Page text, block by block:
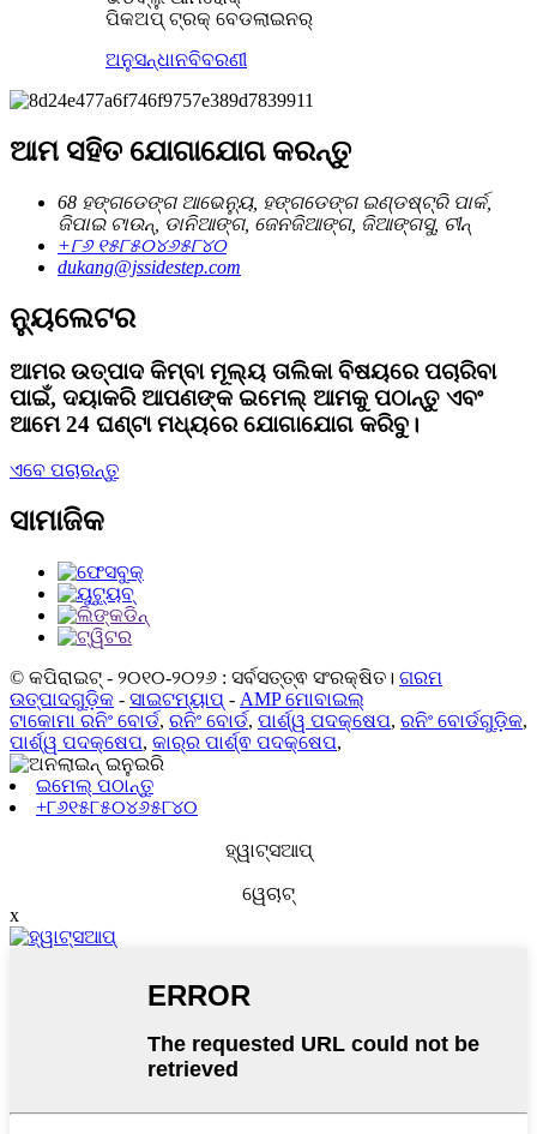
ପିକଅପ୍ ଟ୍ରକ୍ ବେଡଲାଇନର୍
ଅନୁସନ୍ଧାନବିବରଣୀ
ଆମ ସହିତ ଯୋଗାଯୋଗ କରନ୍ତୁ
68 ହଙ୍ଗଡେଙ୍ଗ ଆଭେନ୍ୟୁ, ହଙ୍ଗଡେଙ୍ଗ ଇଣ୍ଡଷ୍ଟ୍ରି ପାର୍କ,
ଜିପାଇ ଟାଉନ୍, ଡାନିଆଙ୍ଗ, ଜେନଜିଆଙ୍ଗ, ଜିଆଙ୍ଗସୁ, ଚୀନ୍
+୮୬ ୧୫୮୫୦୪୬୫୮୪୦
dukang@jssidestep.com
ନ୍ୟୁଲେଟର
ଆମର ଉତ୍ପାଦ କିମ୍ବା ମୂଲ୍ୟ ତାଲିକା ବିଷୟରେ ପଚାରିବା
ପାଇଁ, ଦୟାକରି ଆପଣଙ୍କ ଇମେଲ୍ ଆମକୁ ପଠାନ୍ତୁ ଏବଂ
ଆମେ 24 ଘଣ୍ଟା ମଧ୍ୟରେ ଯୋଗାଯୋଗ କରିବୁ।
ଏବେ ପଚାରନ୍ତୁ
ସାମାଜିକ
© କପିରାଇଟ୍ - ୨୦୧୦-୨୦୨୬ : ସର୍ବସତ୍ତ୍ଵ ସଂରକ୍ଷିତ। ଗରମ
ଉତ୍ପାଦଗୁଡ଼ିକ - ସାଇଟମ୍ୟାପ୍ - AMP ମୋବାଇଲ୍
ଟାକୋମା ରନିଂ ବୋର୍ଡ, ରନିଂ ବୋର୍ଡ, ପାର୍ଶ୍ୱ ପଦକ୍ଷେପ, ରନିଂ ବୋର୍ଡଗୁଡ଼ିକ,
ପାର୍ଶ୍ୱ ପଦକ୍ଷେପ, କାର୍‌ର ପାର୍ଶ୍ଵ ପଦକ୍ଷେପ,
ଇମେଲ୍ ପଠାନ୍ତୁ
+୮୬୧୫୮୫୦୪୬୫୮୪୦
ହ୍ୱାଟ୍ସଆପ୍
ୱେଚାଟ୍
x